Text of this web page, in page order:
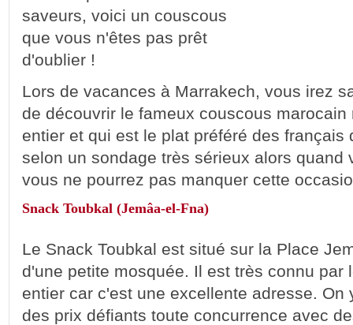
saveurs, voici un couscous
que vous n'êtes pas prêt
d'oublier !
Lors de vacances à Marrakech, vous irez
de découvrir le fameux couscous
entier et qui est le plat préféré des français
selon un sondage très sérieux alors quand
vous ne pourrez pas manquer cette
Snack Toubkal (Jemâa-el-Fna)
Le Snack Toubkal est situé sur la Place
d'une petite mosquée. Il est très connu par
entier car c'est une excellente adresse. On
des prix défiants toute concurrence avec